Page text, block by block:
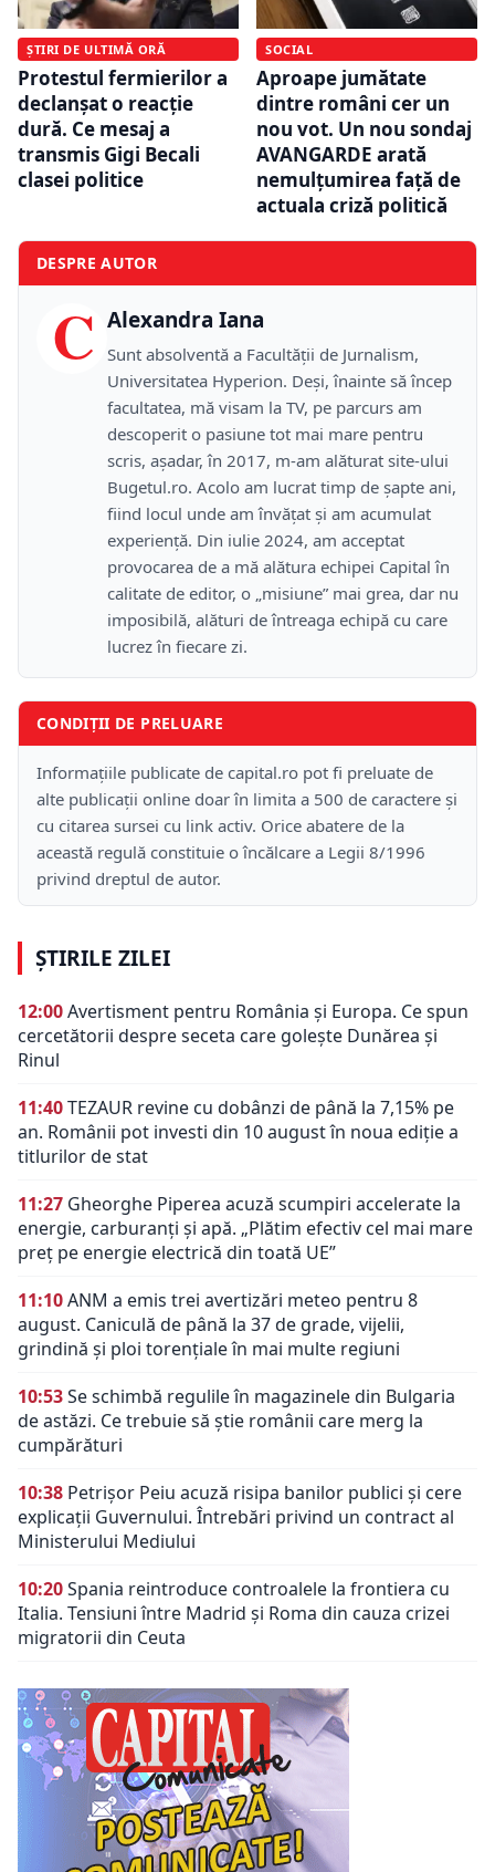
ȘTIRI DE ULTIMĂ ORĂ
Protestul fermierilor a
declanșat o reacție
dură. Ce mesaj a
transmis Gigi Becali
clasei politice
SOCIAL
Aproape jumătate
dintre români cer un
nou vot. Un nou sondaj
AVANGARDE arată
nemulțumirea față de
actuala criză politică
DESPRE AUTOR
C Alexandra Iana
Sunt absolventă a Facultății de Jurnalism,
Universitatea Hyperion. Deși, înainte să încep
facultatea, mă visam la TV, pe parcurs am
descoperit o pasiune tot mai mare pentru
scris, așadar, în 2017, m-am alăturat site-ului
Bugetul.ro. Acolo am lucrat timp de șapte ani,
fiind locul unde am învățat și am acumulat
experiență. Din iulie 2024, am acceptat
provocarea de a mă alătura echipei Capital în
calitate de editor, o „misiune” mai grea, dar nu
imposibilă, alături de întreaga echipă cu care
lucrez în fiecare zi.
CONDIȚII DE PRELUARE
Informațiile publicate de capital.ro pot fi preluate de
alte publicații online doar în limita a 500 de caractere și
cu citarea sursei cu link activ. Orice abatere de la
această regulă constituie o încălcare a Legii 8/1996
privind dreptul de autor.
ȘTIRILE ZILEI
12:00Avertisment pentru România și Europa. Ce spun
cercetătorii despre seceta care golește Dunărea și
Rinul
11:40TEZAUR revine cu dobânzi de până la 7,15% pe
an. Românii pot investi din 10 august în noua ediție a
titlurilor de stat
11:27 Gheorghe Piperea acuză scumpiri accelerate la
energie, carburanți și apă. „Plătim efectiv cel mai mare
preț pe energie electrică din toată UE”
11:10ANM a emis trei avertizări meteo pentru 8
august. Caniculă de până la 37 de grade, vijelii,
grindină și ploi torențiale în mai multe regiuni
10:53Se schimbă regulile în magazinele din Bulgaria
de astăzi. Ce trebuie să știe românii care merg la
cumpărături
10:38 Petrișor Peiu acuză risipa banilor publici și cere
explicații Guvernului. Întrebări privind un contract al
Ministerului Mediului
10:20Spania reintroduce controalele la frontiera cu
Italia. Tensiuni între Madrid și Roma din cauza crizei
migratorii din Ceuta